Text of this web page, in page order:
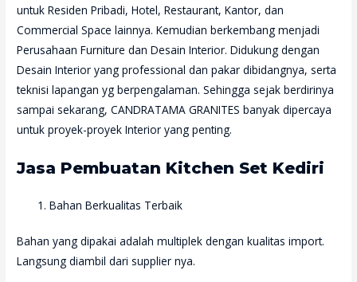
untuk Residen Pribadi, Hotel, Restaurant, Kantor, dan
Commercial Space lainnya. Kemudian berkembang menjadi
Perusahaan Furniture dan Desain Interior. Didukung dengan
Desain Interior yang professional dan pakar dibidangnya, serta
teknisi lapangan yg berpengalaman. Sehingga sejak berdirinya
sampai sekarang, CANDRATAMA GRANITES banyak dipercaya
untuk proyek-proyek Interior yang penting.
Jasa Pembuatan Kitchen Set Kediri
Bahan Berkualitas Terbaik
Bahan yang dipakai adalah multiplek dengan kualitas import.
Langsung diambil dari supplier nya.